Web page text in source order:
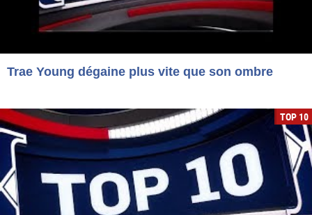
Trae Young dégaine plus vite que son ombre
TOP 10